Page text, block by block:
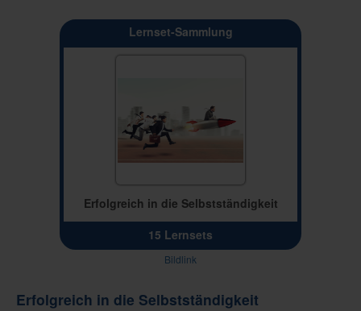
Lernset-Sammlung
Erfolgreich in die Selbstständigkeit
15 Lernsets
Bildlink
Erfolgreich in die Selbstständigkeit